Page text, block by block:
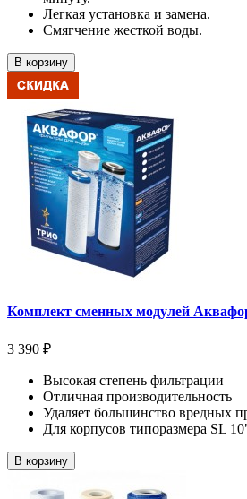
Легкая установка и замена.
Смягчение жесткой воды.
В корзину
Комплект сменных модулей
3 390 ₽
Высокая степень фильтрации
Отличная производительность
Удаляет большинство вредных
Для корпусов типоразмера SL
В корзину